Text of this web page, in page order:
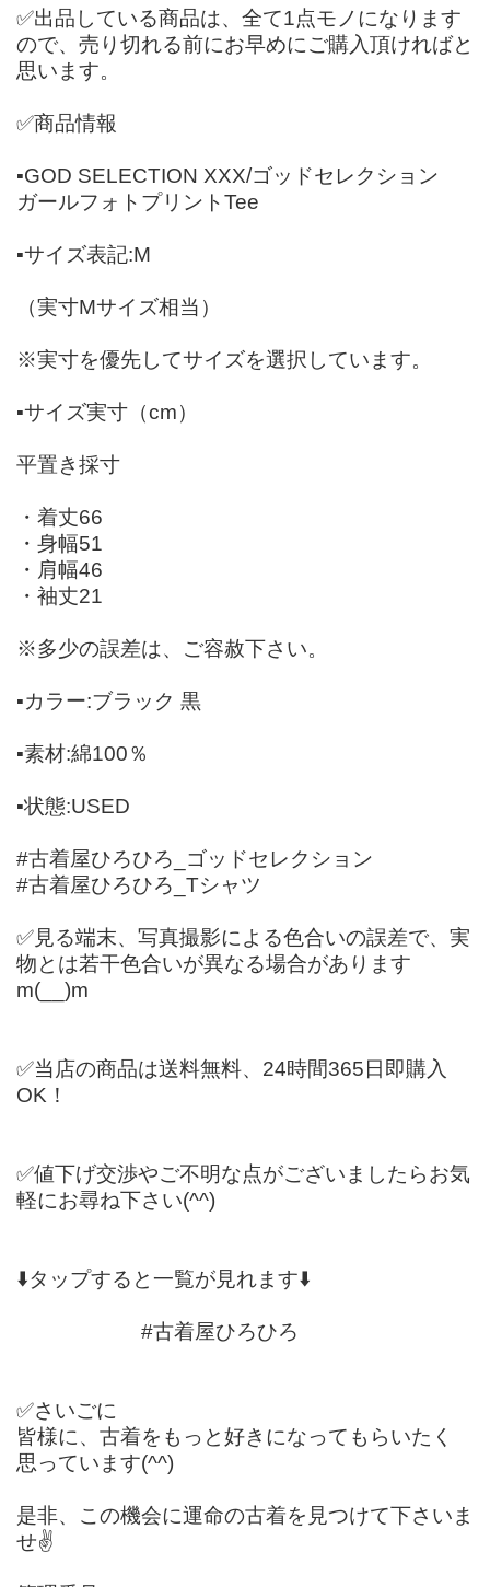
✅出品している商品は、全て1点モノになります
ので、売り切れる前にお早めにご購入頂ければと
思います。
✅商品情報
▪️GOD SELECTION XXX/ゴッドセレクション
ガールフォトプリントTee
▪️サイズ表記:M
（実寸Mサイズ相当）
※実寸を優先してサイズを選択しています。
▪️サイズ実寸（cm）
平置き採寸
・着丈66
・身幅51
・肩幅46
・袖丈21
※多少の誤差は、ご容赦下さい。
▪️カラー:ブラック 黒
▪️素材:綿100％
▪️状態:USED
#古着屋ひろひろ_ゴッドセレクション
#古着屋ひろひろ_Tシャツ
✅見る端末、写真撮影による色合いの誤差で、実
物とは若干色合いが異なる場合があります
m(__)m
✅当店の商品は送料無料、24時間365日即購入
OK！
✅値下げ交渉やご不明な点がございましたらお気
軽にお尋ね下さい(^^)
⬇️タップすると一覧が見れます⬇️
#古着屋ひろひろ
✅さいごに
皆様に、古着をもっと好きになってもらいたく
思っています(^^)
是非、この機会に運命の古着を見つけて下さいま
せ✌️